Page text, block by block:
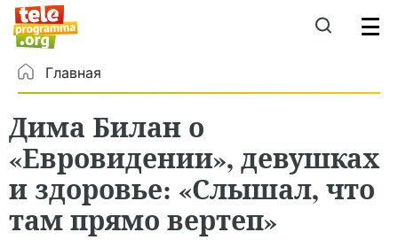
Главная
Дима Билан о
«Евровидении», девушках
и здоровье: «Слышал, что
там прямо вертеп»